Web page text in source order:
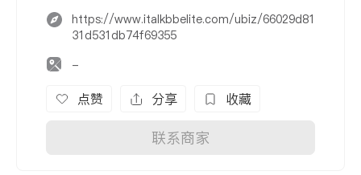
https://www.italkbbelite.com/ubiz/66029d81
31d531db74f69355
-
点赞 分享 收藏
联系商家